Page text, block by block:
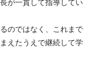
が一貫して指導してい
のではなく、これまで
えたうえで継続して学